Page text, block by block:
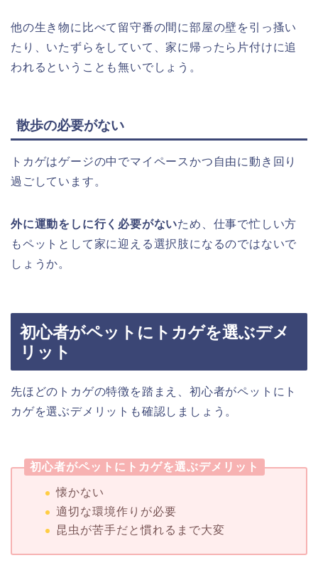
他の生き物に比べて留守番の間に部屋の壁を引っ搔い
たり、いたずらをしていて、家に帰ったら片付けに追
われるということも無いでしょう。
散歩の必要がない
トカゲはゲージの中でマイペースかつ自由に動き回り
過ごしています。
外に運動をしに行く必要がないため、仕事で忙しい方
もペットとして家に迎える選択肢になるのではないで
しょうか。
初心者がペットにトカゲを選ぶデメ
リット
先ほどのトカゲの特徴を踏まえ、初心者がペットにト
カゲを選ぶデメリットも確認しましょう。
初心者がペットにトカゲを選ぶデメリット
懐かない
適切な環境作りが必要
昆虫が苦手だと慣れるまで大変